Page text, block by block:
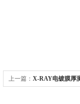
上一篇： X-RAY电镀膜厚